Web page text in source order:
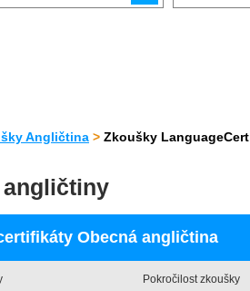
Angličtina > Zkoušky LanguageCert
Obecná angličtina
Pokročilost zkoušky